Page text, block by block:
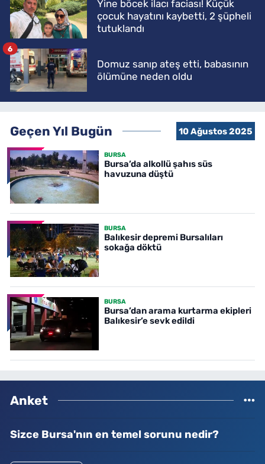
Yine böcek ilacı faciası! Küçük
çocuk hayatını kaybetti, 2 şüpheli
tutuklandı
Domuz sanıp ateş etti, babasının
ölümüne neden oldu
6
Geçen Yıl Bugün 10 Ağustos 2025
BURSA
Bursa’da alkollü şahıs süs
havuzuna düştü
BURSA
Balıkesir depremi Bursalıları
sokağa döktü
BURSA
Bursa’dan arama kurtarma ekipleri
Balıkesir’e sevk edildi
Anket
Sizce Bursa'nın en temel sorunu nedir?